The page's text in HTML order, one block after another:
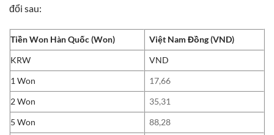
đổi sau:
Tiền Won Hàn Quốc (Won)
Việt Nam Đồng (VND)
KRW
VND
1 Won
17,66
2 Won
35,31
5 Won
88,28